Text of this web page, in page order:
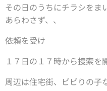
その日のうちにチラシをま
あらわさず、、
依頼を受け
１７日の１７時から捜索を
周辺は住宅街、ビビりの子